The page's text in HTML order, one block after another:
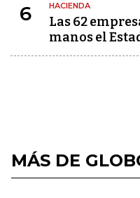
6 HACIENDA
Las 62
manos el
MÁS DE